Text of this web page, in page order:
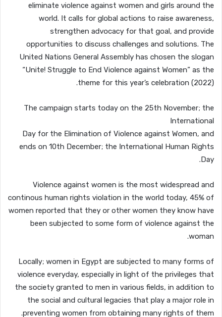
eliminate violence against women and girls around the
world. It calls for global actions to raise awareness,
strengthen advocacy for that goal, and provide
opportunities to discuss challenges and solutions. The
United Nations General Assembly has chosen the slogan
“Unite! Struggle to End Violence against Women” as the
theme for this year’s celebration (2022).
The campaign starts today on the 25th November; the
International
Day for the Elimination of Violence against Women, and
ends on 10th December; the International Human Rights
Day.
Violence against women is the most widespread and
continous human rights violation in the world today, 45% of
women reported that they or other women they know have
been subjected to some form of violence against the
woman.
Locally; women in Egypt are subjected to many forms of
violence everyday, especially in light of the privileges that
the society granted to men in various fields, in addition to
the social and cultural legacies that play a major role in
preventing women from obtaining many rights of them.